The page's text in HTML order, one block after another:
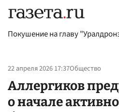
Покушение на главу
22 апреля 2026 17:37Общество
Аллергиков
о начале